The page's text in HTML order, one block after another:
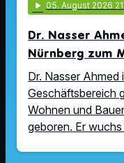
play_arrow 05. August 2026
Dr. Nasser
Nürnberg zum
Dr. Nasser Ahmed
Geschäftsbereich
Wohnen und
geboren. Er